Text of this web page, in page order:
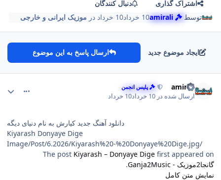
اشتراک گذاری
دنبال کنندگان
توسط
amirali 10 خرداد 10 خرداد در موزیک ایرانی و خارجی
ایجاد موضوع جدید ارسال پاسخ به این موضوع
amirali پلیس انجمن
ارسال شده در10 خرداد 10 خرداد
دانلود آهنگ جدید کیارش به نام دنیای دیگه
Kiyarash Donyaye Dige
/Image/Post/6.2026/Kiyarash%20-%20Donyaye%20Dige.jpg
The post Kiyarash – Donyaye Dige first appeared on
گانجا2موزیک - Ganja2Music
.
نمایش متن کامل